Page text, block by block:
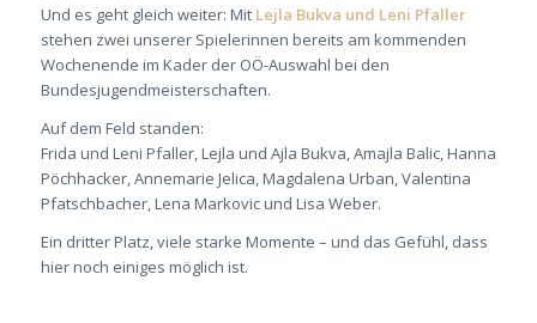
Und es geht gleich weiter: Mit Lejla Bukva und Leni Pfaller
stehen zwei unserer Spielerinnen bereits am kommenden
Wochenende im Kader der OÖ-Auswahl bei den
Bundesjugendmeisterschaften.
Auf dem Feld standen:
Frida und Leni Pfaller, Lejla und Ajla Bukva, Amajla Balic, Hanna
Pöchhacker, Annemarie Jelica, Magdalena Urban, Valentina
Pfatschbacher, Lena Markovic und Lisa Weber.
Ein dritter Platz, viele starke Momente – und das Gefühl, dass
hier noch einiges möglich ist.